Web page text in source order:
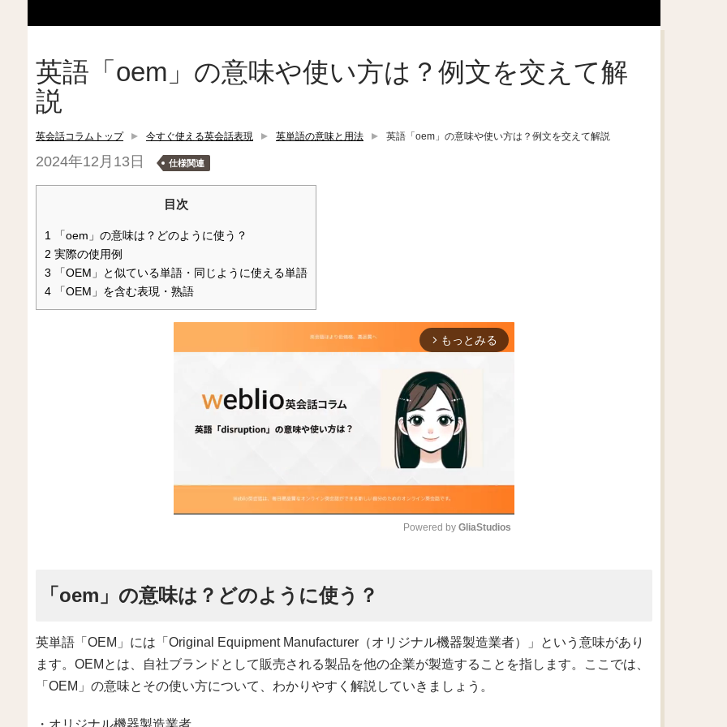
英語「oem」の意味や使い方は？例文を交えて解
説
英会話コラムトップ 今すぐ使える英会話表現 英単語の意味と用法 英語「oem」の意味や使い方は？例文を交えて解説
2024年12月13日 仕様関連
目次
1 「oem」の意味は？どのように使う？
2 実際の使用例
3 「OEM」と似ている単語・同じように使える単語
4 「OEM」を含む表現・熟語
arrow_forward_ios もっとみる
e
Powered by GliaStudios
「oem」の意味は？どのように使う？
英単語「OEM」には「Original Equipment Manufacturer（オリジナル機器製造業者）」という意味があり
ます。OEMとは、自社ブランドとして販売される製品を他の企業が製造することを指します。ここでは、
「OEM」の意味とその使い方について、わかりやすく解説していきましょう。
・オリジナル機器製造業者